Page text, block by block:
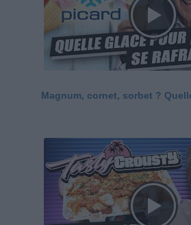
Magnum, cornet, sorbet ?